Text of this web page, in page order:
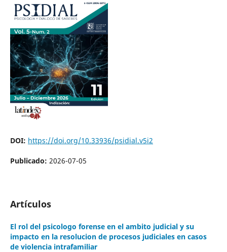
DOI: https://doi.org/10.33936/psidial.v5i2
Publicado: 2026-07-05
Artículos
El rol del psicologo forense en el ambito judicial y su
impacto en la resolucion de procesos judiciales en casos
de violencia intrafamiliar